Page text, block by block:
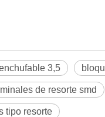
3,5
de resorte smd
tipo resorte